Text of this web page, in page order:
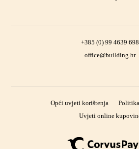
+385 (0) 99 4639 698
office@building.hr
Opći uvjeti korištenja
Uvjeti online